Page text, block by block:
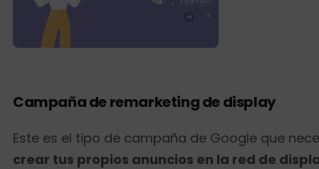
Campaña de remarketing de display
Este es el tipo de campaña de Google que
crear tus propios anuncios en la red de